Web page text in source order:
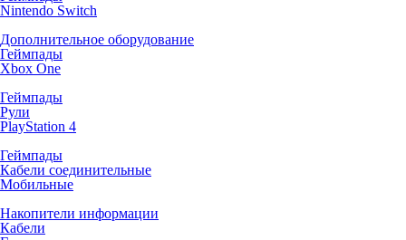
Nintendo Switch
Дополнительное оборудование
Геймпады
Xbox One
Геймпады
Рули
PlayStation 4
Геймпады
Кабели соединительные
Мобильные
Накопители информации
Кабели